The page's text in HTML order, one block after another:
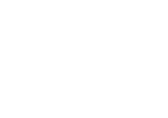
Infantil Menino Estampa